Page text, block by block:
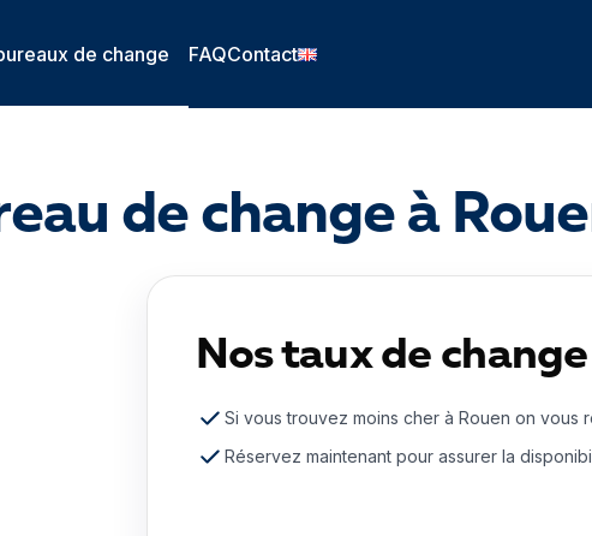
de change FAQContact
de change à
Nos taux de
Si vous trouvez moins cher à Rouen on vous
Réservez maintenant pour assurer la